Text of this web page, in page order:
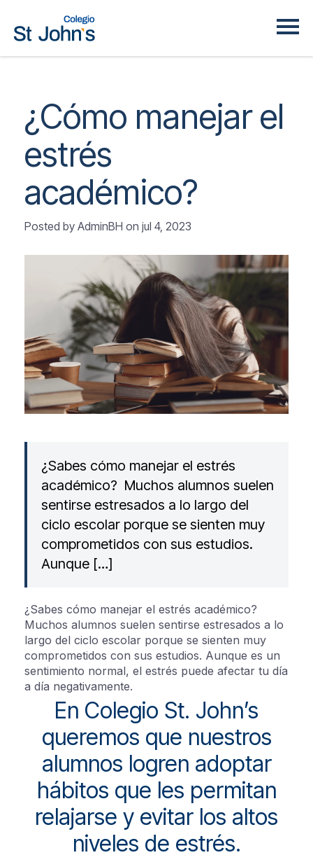
¿Cómo manejar el
estrés
académico?
Posted by AdminBH on jul 4, 2023
¿Sabes cómo manejar el estrés
académico? Muchos alumnos suelen
sentirse estresados a lo largo del
ciclo escolar porque se sienten muy
comprometidos con sus estudios.
Aunque […]
¿Sabes cómo manejar el estrés académico?
Muchos alumnos suelen sentirse estresados a lo
largo del ciclo escolar porque se sienten muy
comprometidos con sus estudios. Aunque es un
sentimiento normal, el estrés puede afectar tu día
a día negativamente.
En Colegio St. John’s
queremos que nuestros
alumnos logren adoptar
hábitos que les permitan
relajarse y evitar los altos
niveles de estrés.